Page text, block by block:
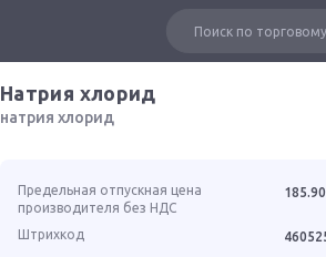
Натрия хлорид
натрия хлорид
Предельная отпускная цена
производителя без НДС
Штрихкод